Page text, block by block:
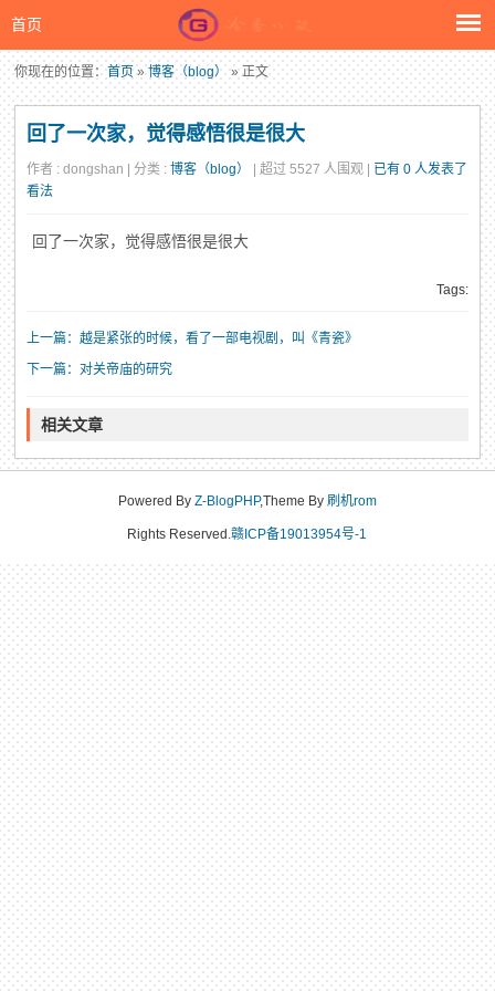
首页
你现在的位置：首页 »博客（blog） » 正文
回了一次家，觉得感悟很是很大
作者 : dongshan | 分类 :博客（blog） | 超过 5527 人围观 | 已有 0 人发表了
看法
回了一次家，觉得感悟很是很大
Tags:
上一篇：越是紧张的时候，看了一部电视剧，叫《青瓷》
下一篇：对关帝庙的研究
相关文章
Powered By Z-BlogPHP,Theme By 刷机rom
Rights Reserved.赣ICP备19013954号-1